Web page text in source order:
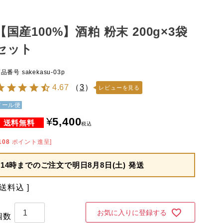
国産100%】酒粕 粉末 200g×3袋
ット
番号 sakekasu-03p
4.67 （3） レビューを見る
ール便
¥5,400税込
ポイント進呈]
14時までのご注文で明日8月8日(土) 発送
料込
お気に入りに登録する